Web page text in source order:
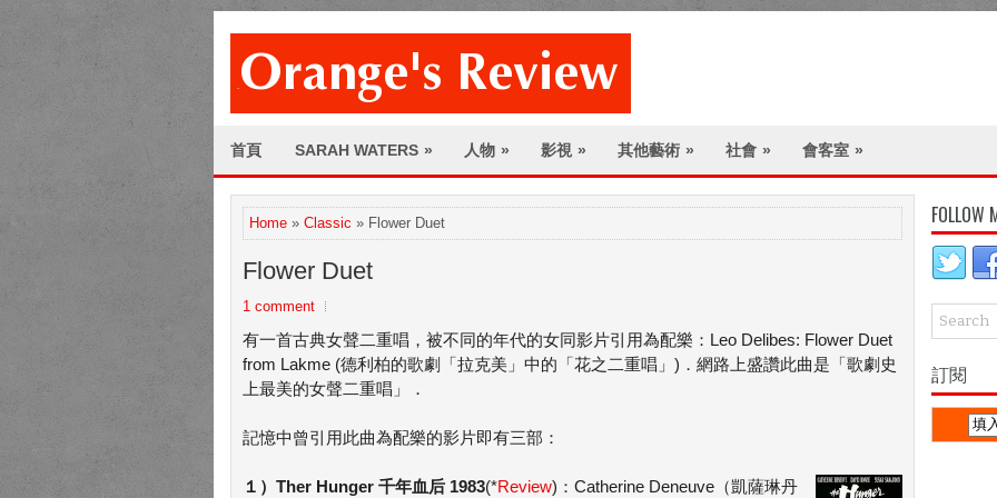
首頁 SARAH WATERS » 人物 » 影視 » 其他藝術 » 社會 » 會客室 »
Home » Classic » Flower Duet
Flower Duet
1 comment
有一首古典女聲二重唱，被不同的年代的女同影片引用為配樂：Leo Delibes: Flower Duet
from Lakme (德利柏的歌劇「拉克美」中的「花之二重唱」)．網路上盛讚此曲是「歌劇史
上最美的女聲二重唱」．
記憶中曾引用此曲為配樂的影片即有三部：
１）Ther Hunger 千年血后 1983(*Review)：Catherine Deneuve（凱薩琳丹
FOLLOW
訂閱